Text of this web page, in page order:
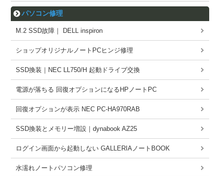
パソコン修理
M.2 SSD故障｜ DELL inspiron
ショップオリジナルノートPCヒンジ修理
SSD換装｜NEC LL750/H 起動ドライブ交換
電源が落ちる 回復オプションになるHPノートPC
回復オプションが表示 NEC PC-HA970RAB
SSD換装とメモリー増設｜dynabook AZ25
ログイン画面から起動しない GALLERIAノートBOOK
水濡れノートパソコン修理